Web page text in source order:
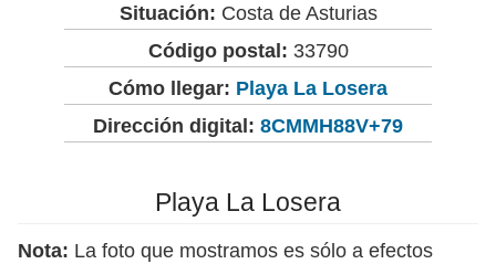
Situación: Costa de Asturias
Código postal: 33790
Cómo llegar: Playa La Losera
Dirección digital: 8CMMH88V+79
Playa La Losera
Nota: La foto que mostramos es sólo a efectos